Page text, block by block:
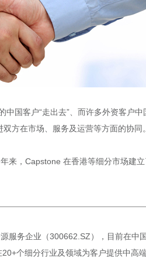
国客户“走出去”、而许多外资客户
方在市场、服务及运营等方面的协同
来，Capstone 在香港等细分市场建
服务企业（300662.SZ），目前在中
个细分行业及领域为客户提供中高